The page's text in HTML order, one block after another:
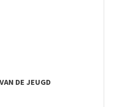
DE JEUGD